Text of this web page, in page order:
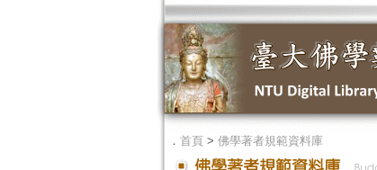
． 首頁> 佛學著者規範資料庫